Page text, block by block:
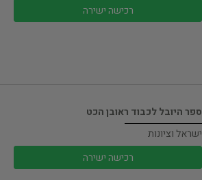
רכישה ישירה
ספר היובל לכבוד ראובן הכט
ישראל וציונות
רכישה ישירה